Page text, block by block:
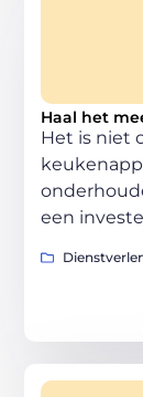
Haal het
Het is niet
een